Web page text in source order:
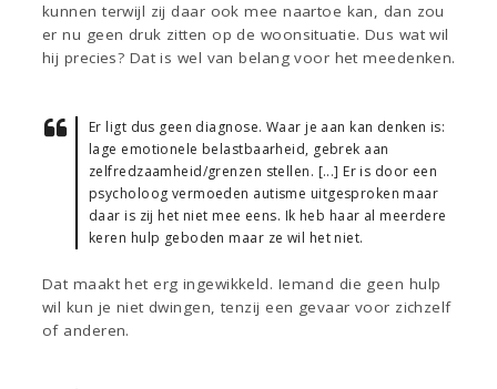
kunnen terwijl zij daar ook mee naartoe kan, dan zou
er nu geen druk zitten op de woonsituatie. Dus wat wil
hij precies? Dat is wel van belang voor het meedenken.
Er ligt dus geen diagnose. Waar je aan kan denken is:
lage emotionele belastbaarheid, gebrek aan
zelfredzaamheid/grenzen stellen. [...] Er is door een
psycholoog vermoeden autisme uitgesproken maar
daar is zij het niet mee eens. Ik heb haar al meerdere
keren hulp geboden maar ze wil het niet.
Dat maakt het erg ingewikkeld. Iemand die geen hulp
wil kun je niet dwingen, tenzij een gevaar voor zichzelf
of anderen.